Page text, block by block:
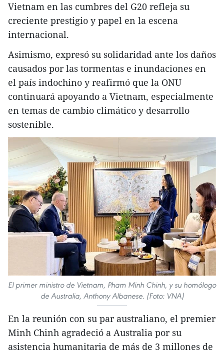
Vietnam en las cumbres del G20 refleja su
creciente prestigio y papel en la escena
internacional.
Asimismo, expresó su solidaridad ante los daños
causados por las tormentas e inundaciones en
el país indochino y reafirmó que la ONU
continuará apoyando a Vietnam, especialmente
en temas de cambio climático y desarrollo
sostenible.
El primer ministro de Vietnam, Pham Minh Chinh, y su homólogo
de Australia, Anthony Albanese. (Foto: VNA)
En la reunión con su par australiano, el premier
Minh Chinh agradeció a Australia por su
asistencia humanitaria de más de 3 millones de